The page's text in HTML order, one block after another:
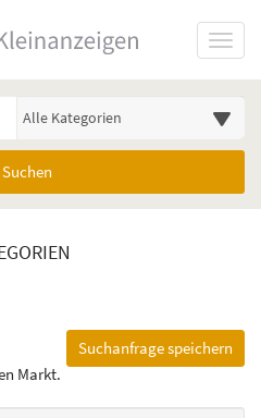
Suchen
Anzeigen
Tab (Shift+Tab zurück). Drücken
Suchanfrage speichern
Markt.